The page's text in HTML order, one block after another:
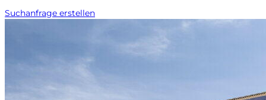
Suchanfrage erstellen